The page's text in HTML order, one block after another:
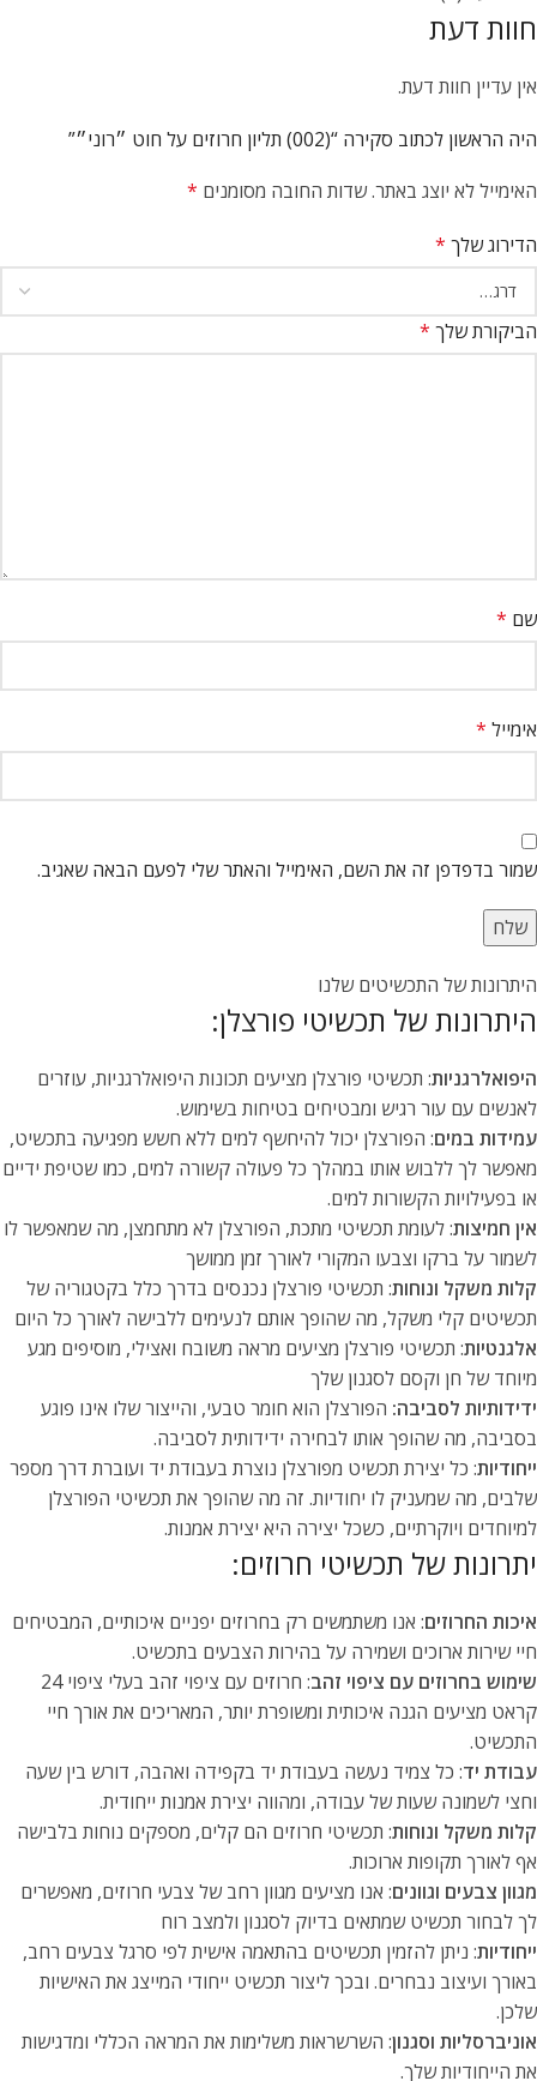
חוות דעת
אין עדיין חוות דעת.
היה הראשון לכתוב סקירה “(002) תליון חרוזים על חוט ״רוני״”
האימייל לא יוצג באתר.שדות החובה מסומנים *
הדירוג שלך *
הביקורת שלך *
שם *
אימייל *
שמור בדפדפן זה את השם, האימייל והאתר שלי לפעם הבאה שאגיב.
היתרונות של התכשיטים שלנו
היתרונות של תכשיטי פורצלן:
היפואלרגניות: תכשיטי פורצלן מציעים תכונות היפואלרגניות, עוזרים
לאנשים עם עור רגיש ומבטיחים בטיחות בשימוש.
עמידות במים: הפורצלן יכול להיחשף למים ללא חשש מפגיעה בתכשיט,
מאפשר לך ללבוש אותו במהלך כל פעולה קשורה למים, כמו שטיפת ידיים
או בפעילויות הקשורות למים.
אין חמיצות: לעומת תכשיטי מתכת, הפורצלן לא מתחמצן, מה שמאפשר לו
לשמור על ברקו וצבעו המקורי לאורך זמן ממושך
קלות משקל ונוחות: תכשיטי פורצלן נכנסים בדרך כלל בקטגוריה של
תכשיטים קלי משקל, מה שהופך אותם לנעימים ללבישה לאורך כל היום
אלגנטיות: תכשיטי פורצלן מציעים מראה משובח ואצילי, מוסיפים מגע
מיוחד של חן וקסם לסגנון שלך
ידידותיות לסביבה: הפורצלן הוא חומר טבעי, והייצור שלו אינו פוגע
בסביבה, מה שהופך אותו לבחירה ידידותית לסביבה.
ייחודיות: כל יצירת תכשיט מפורצלן נוצרת בעבודת יד ועוברת דרך מספר
שלבים, מה שמעניק לו יחודיות. זה מה שהופך את תכשיטי הפורצלן
למיוחדים ויוקרתיים, כשכל יצירה היא יצירת אמנות.
יתרונות של תכשיטי חרוזים:
איכות החרוזים: אנו משתמשים רק בחרוזים יפניים איכותיים, המבטיחים
חיי שירות ארוכים ושמירה על בהירות הצבעים בתכשיט.
שימוש בחרוזים עם ציפוי זהב
: חרוזים עם ציפוי זהב בעלי ציפוי 24
קראט מציעים הגנה איכותית ומשופרת יותר, המאריכים את אורך חיי
התכשיט.
עבודת יד: כל צמיד נעשה בעבודת יד בקפידה ואהבה, דורש בין שעה
וחצי לשמונה שעות של עבודה, ומהווה יצירת אמנות ייחודית.
קלות משקל ונוחות: תכשיטי חרוזים הם קלים, מספקים נוחות בלבישה
אף לאורך תקופות ארוכות.
מגוון צבעים וגוונים: אנו מציעים מגוון רחב של צבעי חרוזים, מאפשרים
לך לבחור תכשיט שמתאים בדיוק לסגנון ולמצב רוח
ייחודיות: ניתן להזמין תכשיטים בהתאמה אישית לפי סרגל צבעים רחב,
באורך ועיצוב נבחרים. ובכך ליצור תכשיט ייחודי המייצג את האישיות
שלכן.
אוניברסליות וסגנון: השרשראות משלימות את המראה הכללי ומדגישות
את הייחודיות שלך.